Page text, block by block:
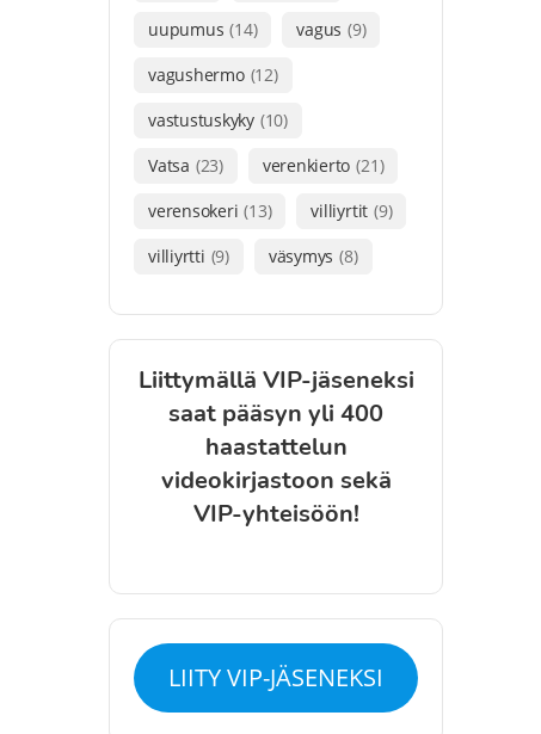
uupumus (14) vagus (9)
vagushermo (12)
vastustuskyky (10)
Vatsa (23) verenkierto (21)
verensokeri (13) villiyrtit (9)
villiyrtti (9) väsymys (8)
Liittymällä VIP-jäseneksi
saat pääsyn yli 400
haastattelun
videokirjastoon sekä
VIP-yhteisöön!
LIITY VIP-JÄSENEKSI